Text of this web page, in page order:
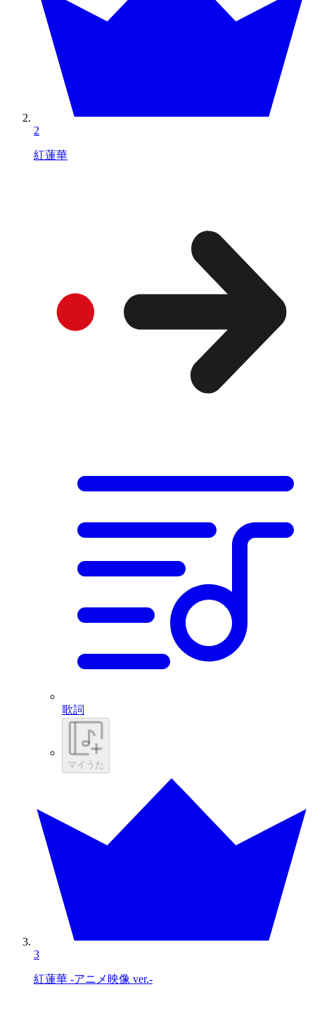
2
紅蓮華
歌詞
マイうた
3
紅蓮華 -アニメ映像 ver.-